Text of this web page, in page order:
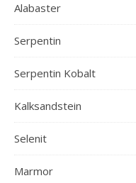
Alabaster
Serpentin
Serpentin Kobalt
Kalksandstein
Selenit
Marmor